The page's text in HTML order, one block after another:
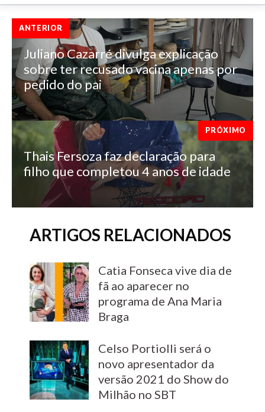
ANTERIOR
Juliano Cazarré divulga explicação
sobre ter recusado vacina apenas por
pedido do pai
Thais Fersoza faz declaração para
filho que completou 4 anos de idade
PRÓXIMO
ARTIGOS RELACIONADOS
Catia Fonseca vive dia de
fã ao aparecer no
programa de Ana Maria
Braga
Celso Portiolli será o
novo apresentador da
versão 2021 do Show do
Milhão no SBT